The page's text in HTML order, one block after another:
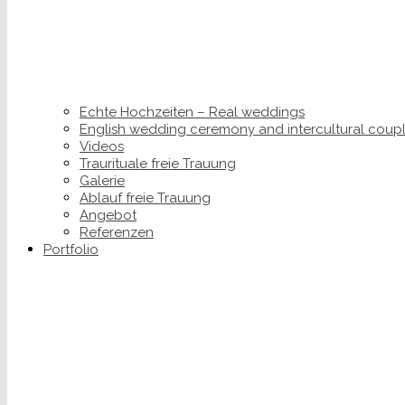
Echte Hochzeiten – Real weddings
English wedding ceremony and intercultural
Videos
Traurituale freie Trauung
Galerie
Ablauf freie Trauung
Angebot
Referenzen
Portfolio